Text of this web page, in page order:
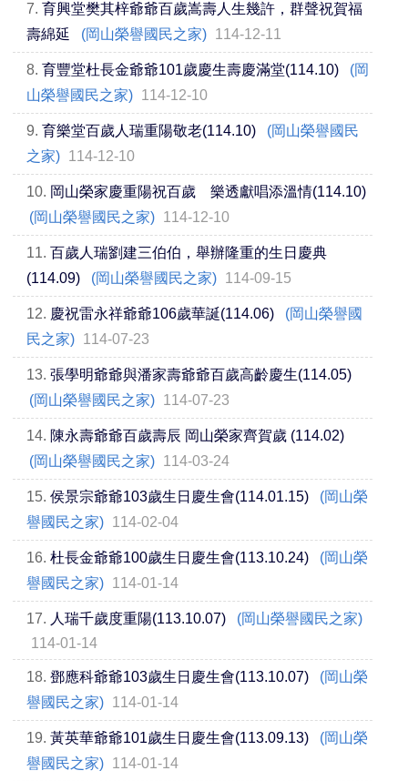
7. 育興堂樊其梓爺爺百歲嵩壽人生幾許，群聲祝賀福
壽綿延
(岡山榮譽國民之家) 114-12-11
8. 育豐堂杜長金爺爺101歲慶生壽慶滿堂(114.10)
(岡
山榮譽國民之家) 114-12-10
9. 育樂堂百歲人瑞重陽敬老(114.10)
(岡山榮譽國民
之家) 114-12-10
10. 岡山榮家慶重陽祝百歲 樂透獻唱添溫情(114.10)
(岡山榮譽國民之家) 114-12-10
11. 百歲人瑞劉建三伯伯，舉辦隆重的生日慶典
(114.09)
(岡山榮譽國民之家) 114-09-15
12. 慶祝雷永祥爺爺106歲華誕(114.06)
(岡山榮譽國
民之家) 114-07-23
13. 張學明爺爺與潘家壽爺爺百歲高齡慶生(114.05)
(岡山榮譽國民之家) 114-07-23
14. 陳永壽爺爺百歲壽辰 岡山榮家齊賀歲 (114.02)
(岡山榮譽國民之家) 114-03-24
15. 侯景宗爺爺103歲生日慶生會(114.01.15)
(岡山榮
譽國民之家) 114-02-04
16. 杜長金爺爺100歲生日慶生會(113.10.24)
(岡山榮
譽國民之家) 114-01-14
17. 人瑞千歲度重陽(113.10.07)
(岡山榮譽國民之家)
114-01-14
18. 鄧應科爺爺103歲生日慶生會(113.10.07)
(岡山榮
譽國民之家) 114-01-14
19. 黃英華爺爺101歲生日慶生會(113.09.13)
(岡山榮
譽國民之家) 114-01-14